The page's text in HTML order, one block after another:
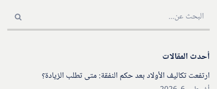
أحدث المقالات
ارتفعت تكاليف الأولاد بعد حكم النفقة: متى تطلب الزيادة؟